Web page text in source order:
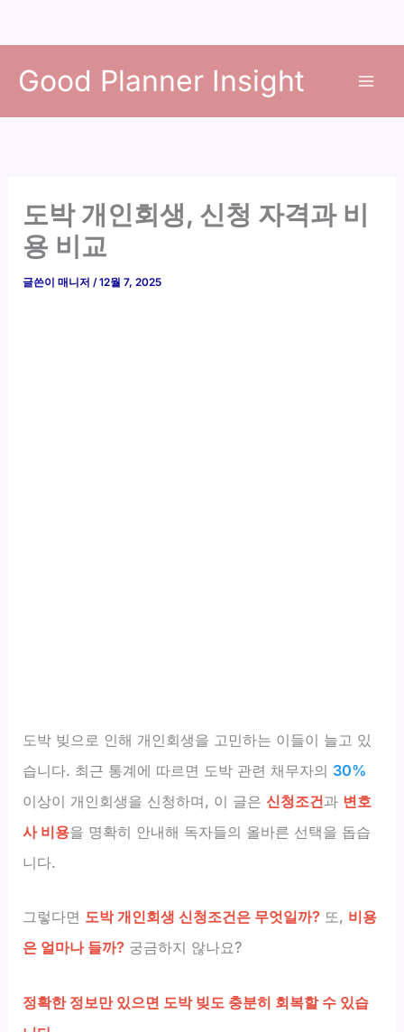
Good Planner Insight
도박 개인회생, 신청 자격과 비
용 비교
글쓴이매니저/12월 7, 2025
도박 빚으로 인해 개인회생을 고민하는 이들이 늘고 있
습니다. 최근 통계에 따르면 도박 관련 채무자의 30%
이상이 개인회생을 신청하며, 이 글은신청조건과 변호
사 비용을 명확히 안내해 독자들의 올바른 선택을 돕습
니다.
그렇다면 도박 개인회생 신청조건은 무엇일까? 또, 비용
은 얼마나 들까? 궁금하지 않나요?
정확한 정보만 있으면 도박 빚도 충분히 회복할 수 있습